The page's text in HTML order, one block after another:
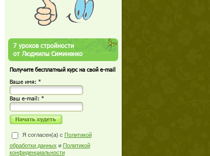
7 уроков стройности
от Людмилы Симиненко
Получите бесплатный курс на свой e-mail
Ваше имя: *
Ваш е-mail: *
Я согласен(а) с Политикой
обработки данных и Политикой
конфиденциальности